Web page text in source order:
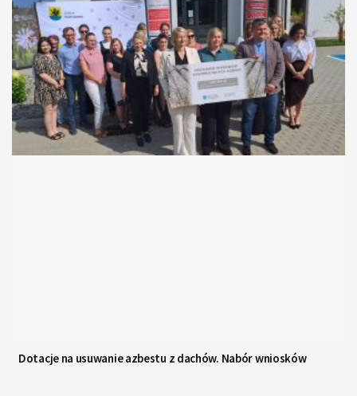
Dotacje na usuwanie azbestu z dachów. Nabór wniosków